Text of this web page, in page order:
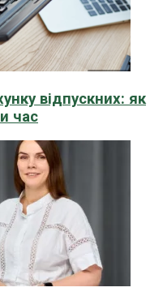
відпускних: як
час